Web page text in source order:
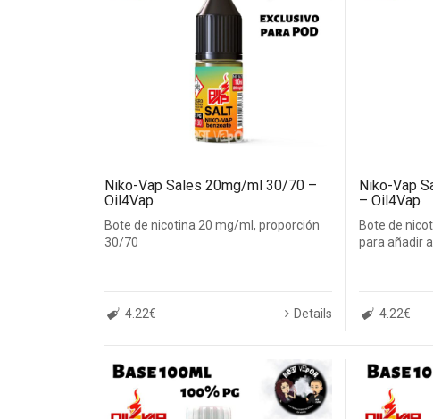
Niko-Vap Sales 20mg/ml 30/70 –
Oil4Vap
Bote de nicotina 20 mg/ml, proporción
30/70
4.22€ Details
Niko-Vap
– Oil4Vap
Bote de
para añadir
4.22€